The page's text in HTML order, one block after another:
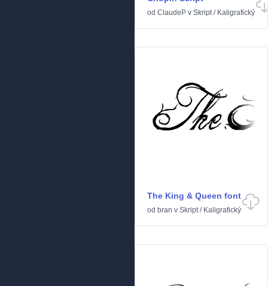
od ClaudeP v Skript/ Kaligrafický
The King & Queen font
od bran v Skript/ Kaligrafický